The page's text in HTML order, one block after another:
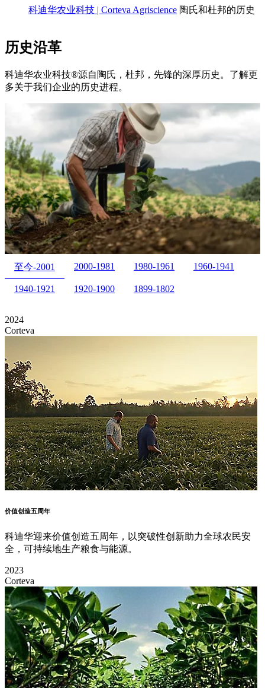
科迪华农业科技 | Corteva Agriscience 陶氏和杜邦的历史
历史沿革
科迪华农业科技®源自陶氏，杜邦，先锋的深厚历史。了解更
多关于我们企业的历史进程。
至今-2001 2000-1981 1980-1961 1960-1941
1940-1921 1920-1900 1899-1802
2024
Corteva
价值创造五周年
科迪华迎来价值创造五周年，以突破性创新助力全球农民安
全，可持续地生产粮食与能源。
2023
Corteva